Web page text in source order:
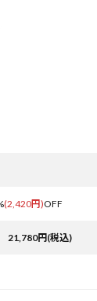
(2,420円)OFF
21,780円(税込)